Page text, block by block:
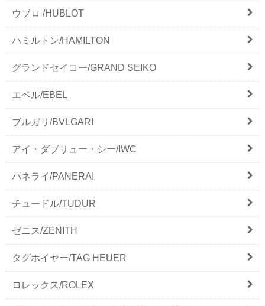
ウブロ /HUBLOT
ハミルトン/HAMILTON
グランドセイコー/GRAND SEIKO
エベル/EBEL
ブルガリ/BVLGARI
アイ・ダブリュー・シー/IWC
パネライ/PANERAI
チュードル/TUDUR
ゼニス/ZENITH
タグホイヤー/TAG HEUER
ロレックス/ROLEX